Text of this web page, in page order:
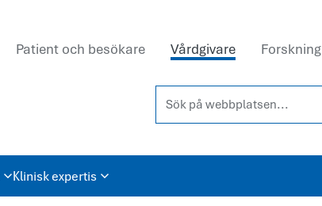
Patient och besökare Vårdgivare Forskning
Sök på webbplatsen...
Klinisk expertis